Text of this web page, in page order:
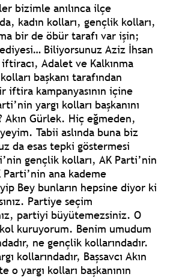
bizimle anılınca ilçe
kadın kolları, gençlik kolları,
bir de öbür tarafı var işin;
Biliyorsunuz Aziz İhsan
Adalet ve Kalkınma
başkanı tarafından
iftira kampanyasının içine
yargı kolları başkanını
Akın Gürlek. Hiç eğmeden,
Tabii aslında buna biz
da esas tepki göstermesi
gençlik kolları, AK Parti’nin
Parti’nin ana kademe
Bey bunların hepsine diyor ki
Partiye seçim
partiyi büyütemezsiniz. O
kuruyorum. Benim umudum
ne gençlik kollarındadır.
kollarındadır, Başsavcı Akın
o yargı kolları başkanının